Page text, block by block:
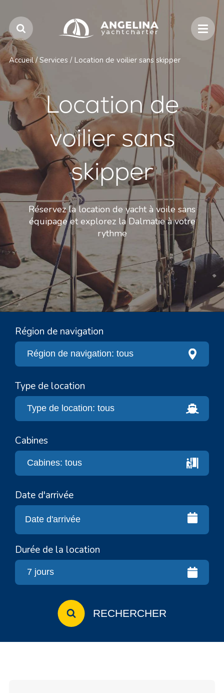
Accueil / Services / Location de voilier sans skipper
Location de
voilier sans
skipper
Réservez la location de yacht à voile sans
équipage et explorez la Dalmatie à votre
rythme
Région de navigation
Type de location
Cabines
Date d'arrivée
Durée de la location
RECHERCHER